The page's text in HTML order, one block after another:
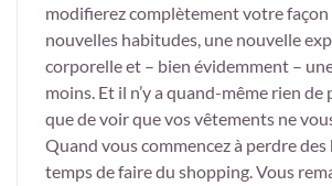
modifierez complètement votre façon
nouvelles habitudes, une nouvelle
corporelle et – bien évidemment –
moins. Et il n’y a quand-même rien
que de voir que vos vêtements ne
Quand vous commencez à perdre des
temps de faire du shopping. Vous